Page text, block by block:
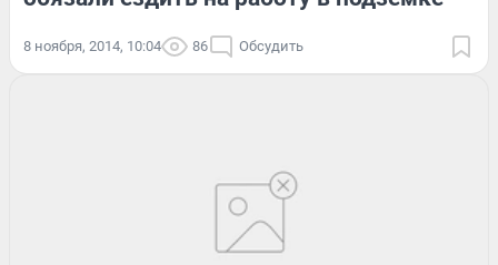
8 ноября, 2014, 10:04 86 Обсудить